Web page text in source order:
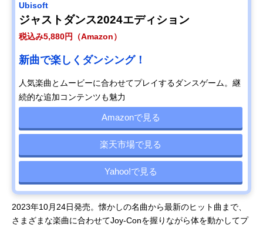
Ubisoft
ジャストダンス2024エディション
税込み5,880円（Amazon）
新曲で楽しくダンシング！
人気楽曲とムービーに合わせてプレイするダンスゲーム。継
続的な追加コンテンツも魅力
Amazonで見る
楽天市場で見る
Yahoo!で見る
2023年10月24日発売。懐かしの名曲から最新のヒット曲まで、
さまざまな楽曲に合わせてJoy-Conを握りながら体を動かしてプ